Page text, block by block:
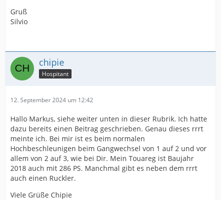
Gruß
Silvio
chipie
Hospitant
12. September 2024 um 12:42
Hallo Markus, siehe weiter unten in dieser Rubrik. Ich hatte
dazu bereits einen Beitrag geschrieben. Genau dieses rrrt
meinte ich. Bei mir ist es beim normalen
Hochbeschleunigen beim Gangwechsel von 1 auf 2 und vor
allem von 2 auf 3, wie bei Dir. Mein Touareg ist Baujahr
2018 auch mit 286 PS. Manchmal gibt es neben dem rrrt
auch einen Ruckler.
Viele Grüße Chipie